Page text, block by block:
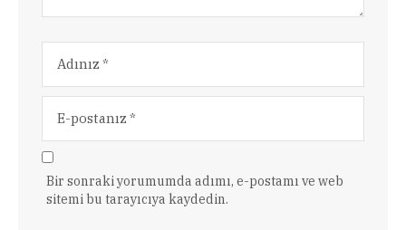
Bir sonraki yorumumda adımı, e-postamı ve web
sitemi bu tarayıcıya kaydedin.